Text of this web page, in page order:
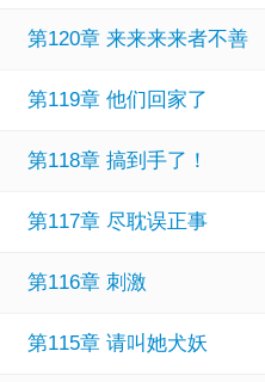
人，让他悟！
足够回应我多年的小小喜欢。”
@万音宗宗主风流多情，红颜
“人若多情，情必薄；多
了……”
@佛子六根清净，不入红尘？
第120章 来来来来者不善
第119章 他们回家了
第118章 搞到手了！
第117章 尽耽误正事
第116章 刺激
第115章 请叫她犬妖